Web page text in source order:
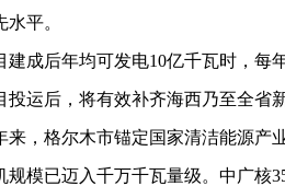
平。
后年均可发电10亿千瓦时，每年
投运后，将有效补齐海西乃至全省
格尔木市锚定国家清洁能源产业
规模已迈入千万千瓦量级。中广核